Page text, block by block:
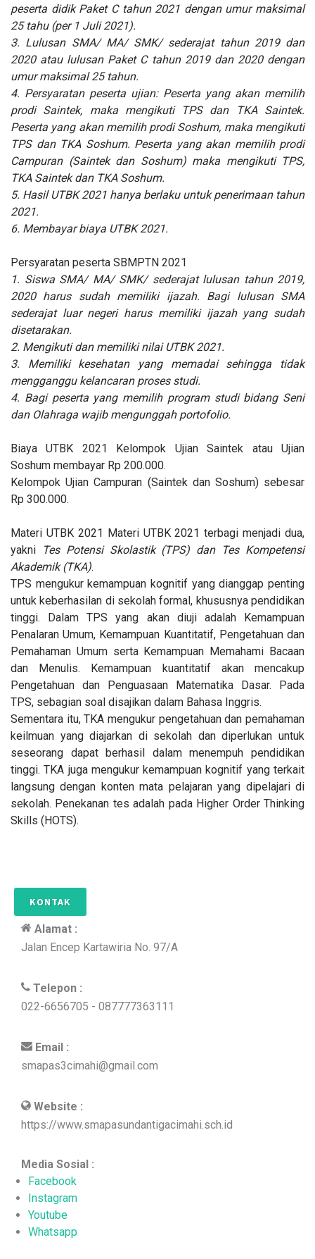
KONTAK
Alamat :
Jalan Encep Kartawiria No. 97/A
Telepon :
022-6656705 - 087777363111
Email :
smapas3cimahi@gmail.com
Website :
https://www.smapasundantigacimahi.sch.id
Media Sosial :
Facebook
Instagram
Youtube
Whatsapp
peserta didik Paket C tahun 2021 dengan umur maksimal
25 tahu (per 1 Juli 2021).
3. Lulusan SMA/ MA/ SMK/ sederajat tahun 2019 dan
2020 atau lulusan Paket C tahun 2019 dan 2020 dengan
umur maksimal 25 tahun.
4. Persyaratan peserta ujian: Peserta yang akan memilih
prodi Saintek, maka mengikuti TPS dan TKA Saintek.
Peserta yang akan memilih prodi Soshum, maka mengikuti
TPS dan TKA Soshum. Peserta yang akan memilih prodi
Campuran (Saintek dan Soshum) maka mengikuti TPS,
TKA Saintek dan TKA Soshum.
5. Hasil UTBK 2021 hanya berlaku untuk penerimaan tahun
2021.
6. Membayar biaya UTBK 2021.
Persyaratan peserta SBMPTN 2021
1. Siswa SMA/ MA/ SMK/ sederajat lulusan tahun 2019,
2020 harus sudah memiliki ijazah. Bagi lulusan SMA
sederajat luar negeri harus memiliki ijazah yang sudah
disetarakan.
2. Mengikuti dan memiliki nilai UTBK 2021.
3. Memiliki kesehatan yang memadai sehingga tidak
mengganggu kelancaran proses studi.
4. Bagi peserta yang memilih program studi bidang Seni
dan Olahraga wajib mengunggah portofolio.
Biaya UTBK 2021 Kelompok Ujian Saintek atau Ujian
Soshum membayar Rp 200.000.
Kelompok Ujian Campuran (Saintek dan Soshum) sebesar
Rp 300.000.
Materi UTBK 2021 Materi UTBK 2021 terbagi menjadi dua,
yakni
Tes Potensi Skolastik (TPS) dan Tes Kompetensi
Akademik (TKA).
TPS mengukur kemampuan kognitif yang dianggap penting
untuk keberhasilan di sekolah formal, khususnya pendidikan
tinggi. Dalam TPS yang akan diuji adalah Kemampuan
Penalaran Umum, Kemampuan Kuantitatif, Pengetahuan dan
Pemahaman Umum serta Kemampuan Memahami Bacaan
dan Menulis. Kemampuan kuantitatif akan mencakup
Pengetahuan dan Penguasaan Matematika Dasar. Pada
TPS, sebagian soal disajikan dalam Bahasa Inggris.
Sementara itu, TKA mengukur pengetahuan dan pemahaman
keilmuan yang diajarkan di sekolah dan diperlukan untuk
seseorang dapat berhasil dalam menempuh pendidikan
tinggi. TKA juga mengukur kemampuan kognitif yang terkait
langsung dengan konten mata pelajaran yang dipelajari di
sekolah. Penekanan tes adalah pada Higher Order Thinking
Skills (HOTS).